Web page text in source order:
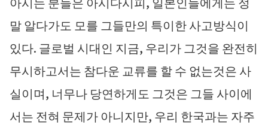
말 알다가도 모를 그들만의 특이한 사고방식이
있다. 글로벌 시대인 지금, 우리가 그것을 완전히
무시하고서는 참다운 교류를 할 수 없는것은 사
실이며, 너무나 당연하게도 그것은 그들 사이에
서는 전혀 문제가 아니지만, 우리 한국과는 자주